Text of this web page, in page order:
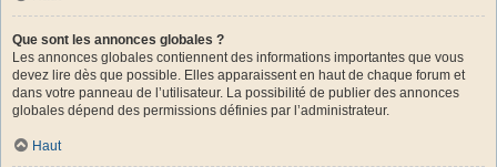
Que sont les annonces globales ?
Les annonces globales contiennent des informations importantes que vous
devez lire dès que possible. Elles apparaissent en haut de chaque forum et
dans votre panneau de l’utilisateur. La possibilité de publier des annonces
globales dépend des permissions définies par l’administrateur.
Haut